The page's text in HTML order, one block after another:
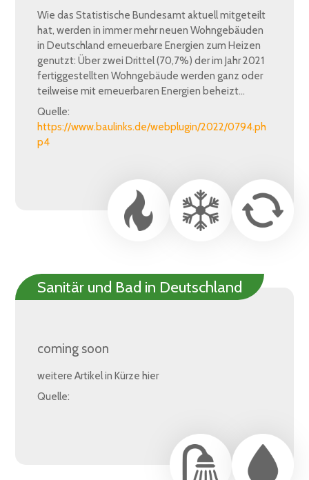
Wie das Statistische Bundesamt aktuell mitgeteilt
hat, werden in immer mehr neuen Wohngebäuden
in Deutschland erneuerbare Energien zum Heizen
genutzt: Über zwei Drittel (70,7%) der im Jahr 2021
fertiggestellten Wohngebäude werden ganz oder
teilweise mit erneuerbaren Energien beheizt…
Quelle:
https://www.baulinks.de/webplugin/2022/0794.ph
p4
Sanitär und Bad in Deutschland
coming soon
weitere Artikel in Kürze hier
Quelle: